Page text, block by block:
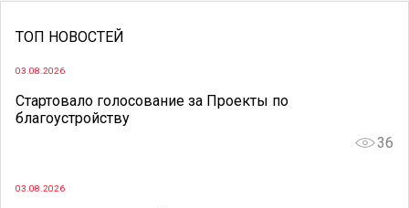
ТОП НОВОСТЕЙ
03.08.2026
Стартовало голосование за Проекты по
благоустройству
36
03.08.2026